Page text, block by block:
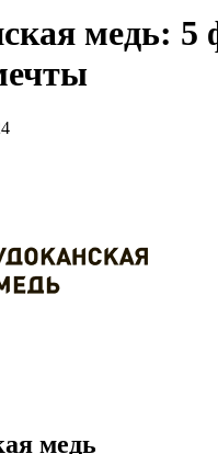
медь: 5
медь